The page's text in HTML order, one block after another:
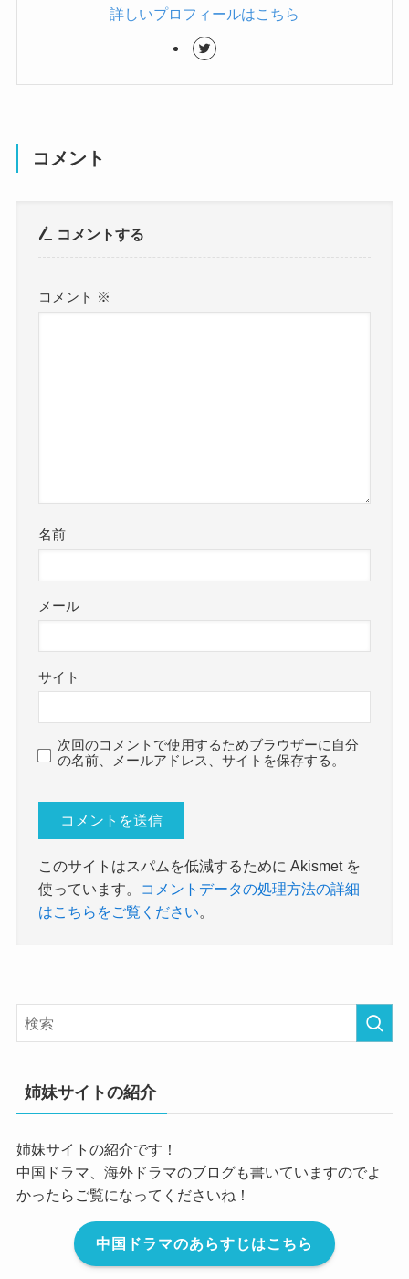
詳しいプロフィールはこちら
コメント
コメントする
コメント ※
名前
メール
サイト
次回のコメントで使用するためブラウザーに自分
の名前、メールアドレス、サイトを保存する。
このサイトはスパムを低減するために Akismet を
使っています。
コメントデータの処理方法の詳細
はこちらをご覧ください
姉妹サイトの紹介
姉妹サイトの紹介です！
中国ドラマ、海外ドラマのブログも書いていますのでよ
かったらご覧になってくださいね！
中国ドラマのあらすじはこちら